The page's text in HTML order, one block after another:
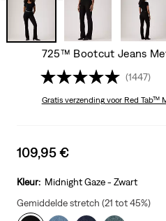
725™ Bootcut Jeans
(1447)
Gratis verzendingvoor Red Tab™
Sale
is
109,95 €
Kleur: Midnight Gaze - Zwart
Gemiddelde stretch (21 tot 45%)